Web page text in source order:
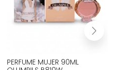
PERFUME MUJER 90ML